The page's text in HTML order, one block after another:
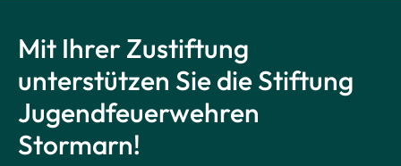
Mit Ihrer Zustiftung
unterstützen Sie die Stiftung
Jugendfeuerwehren
Stormarn!